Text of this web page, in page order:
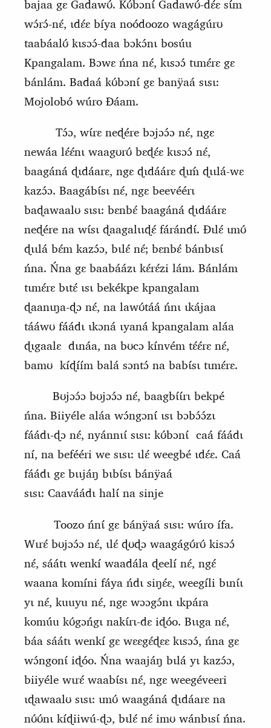
bajaa gɛ Gadawʊ́. Kʊ́bɔnɩ́ Gadawʊ́-dɛ́ɛ sɩ́m
wɔ́rɔ́-nɛ́, ɩdɛ́ɛ bíya noódoozo wagágúrʊ
taabáalʊ́ kɩsɔɔ́-daa bɔkɔ́nɩ bosúu
Kpangalam. Bɔwɛ ńna nɛ́, kɩsɔɔ́ tɩmɛ́rɛ gɛ
bánlám. Badaá kʊ́bɔnɩ́ gɛ banÿaá sɩsɩ:
Mojolobó wúro Ɖáam.
Tɔ́ɔ, wɩ́rɛ neɖére bɔjɔɔ́ɔ nɛ́, ngɛ
newáa lɛ́ɛ́nɩ waagʊrʊ́ bɛɖɛ́ɛ kɩsɔɔ́ nɛ́,
baagáná ɖɩdáarɛ, ngɛ ɖɩdáárɛ ɖɩḿ ɖɩɩlá-wɛ
kazɔ́ɔ. Baagábɩ́sɩ nɛ́, ngɛ beevéérɩ
baɖawaalʊ sɩsɩ: bɛnbɛ́ baagáná ɖɩdáárɛ
neɖére na wɩ́sɩ ɖaagalɩɩɖɛ́ fárándɩ́. Ɖɩlɛ́ ɩmʊ́
ɖɩɩlá bɛ́m kazɔ́ɔ, bɩlɛ́ nɛ́; bɛnbɛ́ bánbɩsɩ́
ńna. Ńna gɛ baabáázɩ kɛ́rɛ́zi lám. Bánlám
tɩmɛ́rɛ bɩtɛ́ ɩsɩ bekékpe kpangalam
ɖaanɩŋa-ɖɔ nɛ́, na lawʊ́táá ńnɩ ɩkájaa
tááwʊ fáádɩ ɩkɔná ɩyaná kpangalam aláa
ɖɩgaalɛ dɩnáa, na bʊcɔ kínvém tɛ́ɛ́rɛ nɛ́,
bamʊ kíɖíím balá sɔntɔ́ na babɩ́sɩ tɩmɛ́rɛ.
Bʊjɔɔ́ɔ bʊjɔɔ́ɔ nɛ́, baagbɩ́ɩ́rɩ bekpé
ńna. Biiyéle aláa wɔ́ngɔnɩ́ ɩsɩ bɔbɔ́ɔ́zɩ
fáádɩ-ɖɔ nɛ́, nyánnɩɩ́ sɩsɩ: kʊ́bɔnɩ́ caá fáádɩ
ní, na befééri we sɩsɩ: ɩlɛ́ weegbé ɩdɛ́ɛ. Caá
fáádɩ gɛ bɩɩjáŋ bɩbɩ́sɩ bánÿaá
sɩsɩ: Caaváádɩ halɩ́ na sinje
Toozo ńnɩ́ gɛ bánÿaá sɩsɩ: wúro ífa.
Wɩrɛ́ bʊjɔɔ́ɔ nɛ́, ɩlɛ́ ɖʊɖɔ waagágʊ́rʊ́ kisɔɔ́
nɛ́, sáátɩ wenkí waadála ɖeelí nɛ́, ngɛ́
waana komíni fáya ńdɩ siŋɛ́ɛ, weegíli bɩnɩ́ɩ
yɩ nɛ́, kuuyu nɛ́, ngɛ wɔɔgɔ́nɩ ɩkpára
komúu kʊ́gɔńgɩ nakɩ́rɩ‑dɛ iɖóo. Bɩɩga nɛ́,
báa sáátɩ wenkí gɛ wɛɛgɛ́ɖɛɛ kɩsɔɔ́, ńna gɛ
wɔ́ngonɩ́ iɖóo. Ńna waajáŋ bɩlá yɩ kazɔ́ɔ,
biiyéle wɩrɛ́ waabɩ́sɩ nɛ́, ngɛ weegéveeri
ɩɖawaalʊ sɩsɩ: ɩmʊ́ waagáná ɖɩdáarɛ na
nʊ́ʊ́nɩ kíɖiiwú‑ɖɔ, bɩlɛ́ nɛ́ imʊ wánbɩsɩ́ ńna.